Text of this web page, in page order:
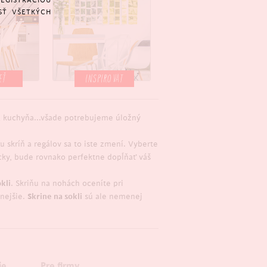
INSPIROVAT
potrebujeme úložný
skríň a regálov sa to iste zmení. Vyberte
bude rovnako perfektne dopĺňať váš
. Skriňu na nohách oceníte pri
Skrine na sokli sú ale nemenej
VŠETKÝCH